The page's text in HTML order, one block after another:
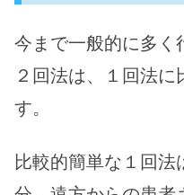
今まで一般的に多く
２回法は、１回法
す。
比較的簡単な１回